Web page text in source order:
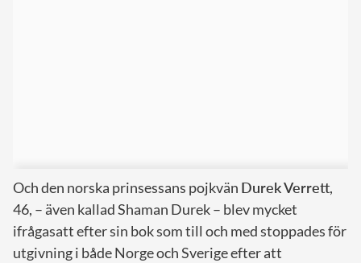
Och den norska prinsessans pojkvän Durek Verrett,
46, – även kallad Shaman Durek – blev mycket
ifrågasatt efter sin bok som till och med stoppades för
utgivning i både Norge och Sverige efter att